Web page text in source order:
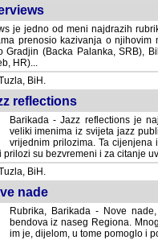
je jedno od meni najdrazih
prenosio kazivanja o
Gradjin (Backa Palanka, SRB),
HR)...
BiH.
reflections
Barikada - Jazz reflections je
imenima iz svijeta jazz
vrijednim prilozima. Ta cijenjena
su bezvremeni i za citanje
BiH.
nade
Rubrika, Barikada - Nove
bendova iz naseg Regiona.
je, dijelom, u tome pomoglo i